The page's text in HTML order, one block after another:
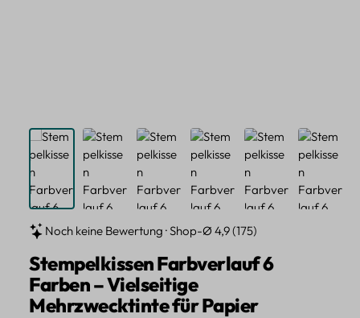
Noch keine Bewertung · Shop-Ø 4,9 (175)
Stempelkissen Farbverlauf 6
Farben – Vielseitige
Mehrzwecktinte für Papier